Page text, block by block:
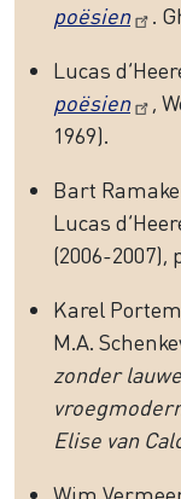
poësien
.
Lucas
poësien
,
1969).
Bart
Lucas
(2006-2007),
Karel
M.A.
zonder
Elise van